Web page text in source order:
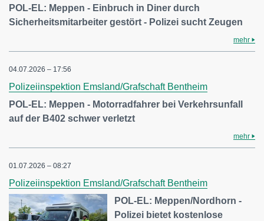
POL-EL: Meppen - Einbruch in Diner durch
Sicherheitsmitarbeiter gestört - Polizei sucht Zeugen
mehr
04.07.2026 – 17:56
Polizeiinspektion Emsland/Grafschaft Bentheim
POL-EL: Meppen - Motorradfahrer bei Verkehrsunfall
auf der B402 schwer verletzt
mehr
01.07.2026 – 08:27
Polizeiinspektion Emsland/Grafschaft Bentheim
POL-EL: Meppen/Nordhorn -
Polizei bietet kostenlose